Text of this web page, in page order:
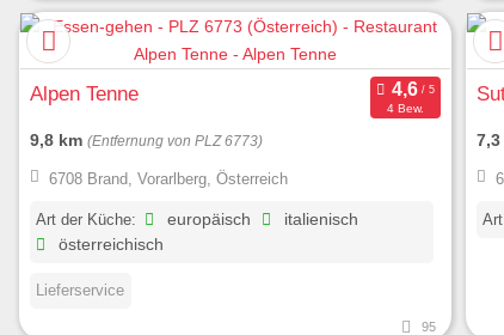
Alpen Tenne
4 Bew.
9,8 km (Entfernung von PLZ 6773)
6708 Brand, Vorarlberg, Österreich
Art der Küche: europäisch
italienisch
österreichisch
Lieferservice
95